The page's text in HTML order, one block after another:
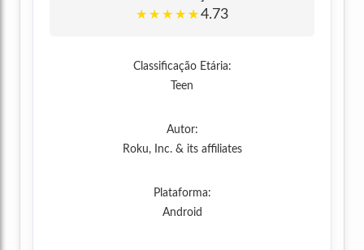
★ ★ ★ ★ ★4.73
Classificação Etária:
Teen
Autor:
Roku, Inc. & its affiliates
Plataforma:
Android